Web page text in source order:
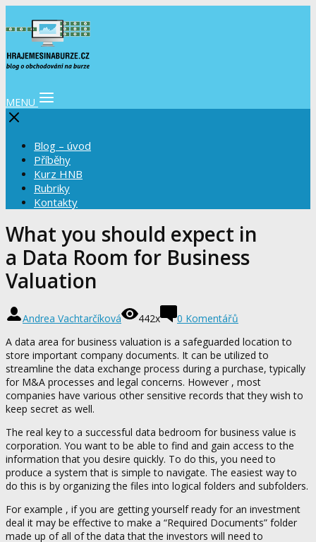
MENU
Blog – úvod
Příběhy
Kurz HNB
Rubriky
Kontakty
What you should expect in
a Data Room for Business
Valuation
Andrea Vachtarčíková 442x
0 Komentářů
A data area for business valuation is a safeguarded location to
store important company documents. It can be utilized to
streamline the data exchange process during a purchase, typically
for M&A processes and legal concerns. However , most
companies have various other sensitive records that they wish to
keep secret as well.
The real key to a successful data bedroom for business value is
corporation. You want to be able to find and gain access to the
information that you desire quickly. To do this, you need to
produce a system that is simple to navigate. The easiest way to
do this is by organizing the files into logical folders and subfolders.
For example , if you are getting yourself ready for an investment
deal it may be effective to make a “Required Documents” folder
made up of all of the data that the investors will need to